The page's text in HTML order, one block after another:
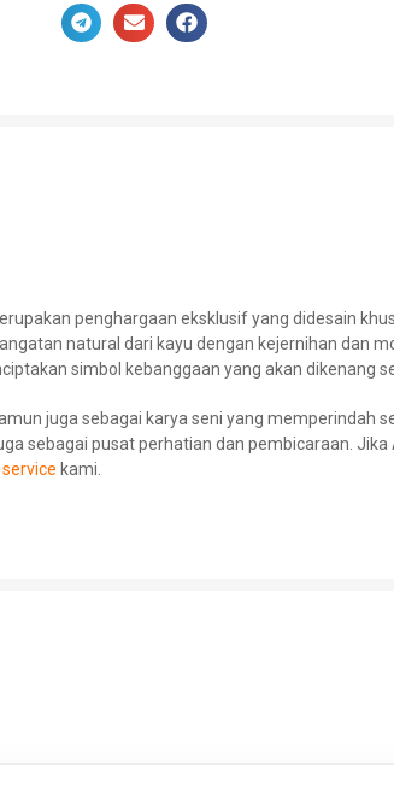
penghargaan eksklusif yang didesain
natural dari kayu dengan kejernihan dan
simbol kebanggaan yang akan dikenang
juga sebagai karya seni yang memperindah
sebagai pusat perhatian dan pembicaraan.
kami.